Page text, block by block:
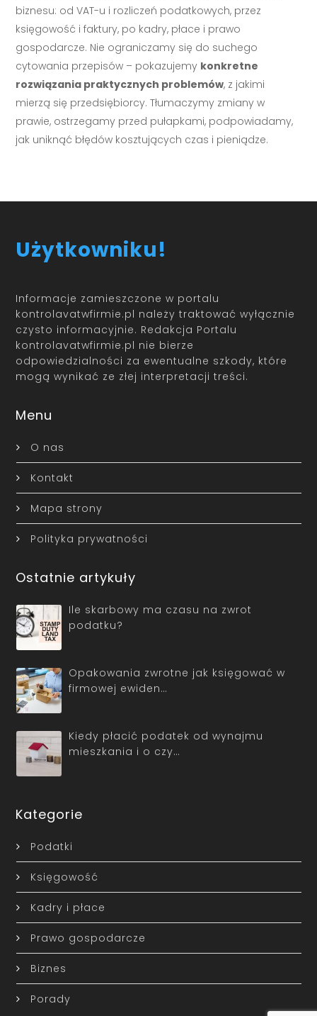
biznesu: od VAT-u i rozliczeń podatkowych, przez
księgowość i faktury, po kadry, płace i prawo
gospodarcze. Nie ograniczamy się do suchego
cytowania przepisów – pokazujemy konkretne
rozwiązania praktycznych problemów, z jakimi
mierzą się przedsiębiorcy. Tłumaczymy zmiany w
prawie, ostrzegamy przed pułapkami, podpowiadamy,
jak uniknąć błędów kosztujących czas i pieniądze.
Użytkowniku!
Informacje zamieszczone w portalu
kontrolavatwfirmie.pl należy traktować wyłącznie
czysto informacyjnie. Redakcja Portalu
kontrolavatwfirmie.pl nie bierze
odpowiedzialności za ewentualne szkody, które
mogą wynikać ze złej interpretacji treści.
Menu
O nas
Kontakt
Mapa strony
Polityka prywatności
Ostatnie artykuły
Ile skarbowy ma czasu na zwrot
podatku?
Opakowania zwrotne jak księgować w
firmowej ewiden…
Kiedy płacić podatek od wynajmu
mieszkania i o czy…
Kategorie
Podatki
Księgowość
Kadry i płace
Prawo gospodarcze
Biznes
Porady